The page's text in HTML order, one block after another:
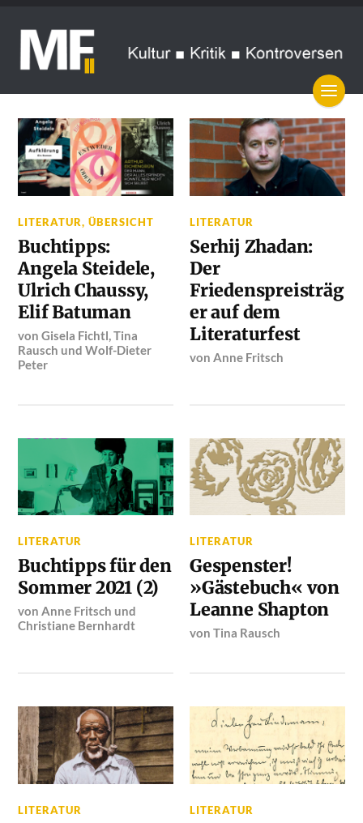
LITERATUR,ÜBERSICHT
Buchtipps:
Angela Steidele,
Ulrich Chaussy,
Elif Batuman
vonGisela Fichtl ,Tina
Rausch undWolf-Dieter
Peter
LITERATUR
Serhij Zhadan:
Der
Friedenspreisträg
er auf dem
Literaturfest
von Anne Fritsch
LITERATUR
Buchtipps für den
Sommer 2021 (2)
vonAnne Fritsch und
Christiane Bernhardt
LITERATUR
Gespenster!
»Gästebuch« von
Leanne Shapton
vonTina Rausch
LITERATUR LITERATUR